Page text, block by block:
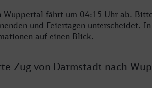
Wuppertal fährt um 04:15 Uhr ab.
und Feiertagen unterscheidet.
auf einen Blick.
Zug von Darmstadt nach